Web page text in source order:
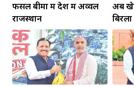
फसल बीमा में देश में अव्वल
राजस्थान
अब
बिरला